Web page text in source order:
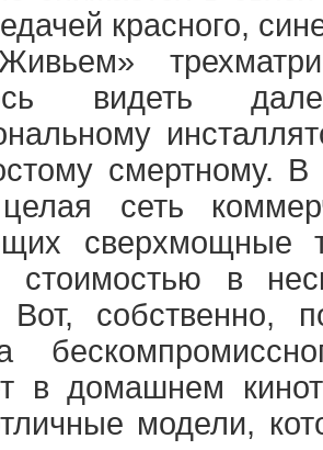
красного,
видеть
смертному.
сеть
сверхмощные
стоимостью в
Вот, собственно,
в домашнем
модели,